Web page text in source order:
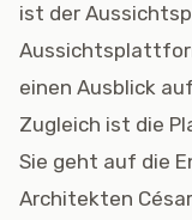
ist der
einen Ausblick
Zugleich ist die
Sie geht auf die
Architekten